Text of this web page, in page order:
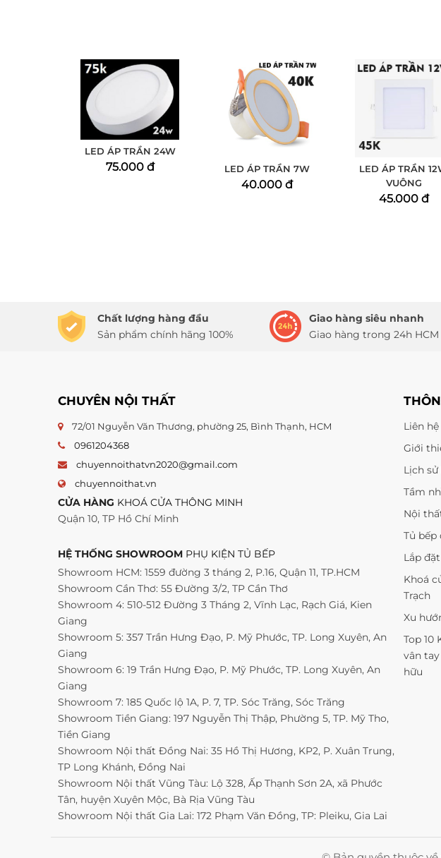
LED ÁP TRẦN 24W
75.000 đ LED ÁP TRẦN 7W
40.000 đ
LED ÁP TRẦN
VUÔNG
45.000 đ
Chất lượng hàng đầu
Sản phẩm chính hãng 100%
Giao hàng siêu nhanh
Giao hàng trong 24h HCM
CHUYÊN NỘI THẤT
72/01 Nguyễn Văn Thương, phường 25, Bình Thạnh, HCM
0961204368
chuyennoithatvn2020@gmail.com
chuyennoithat.vn
CỬA HÀNG KHOÁ CỬA THÔNG MINH
Quận 10, TP Hồ Chí Minh
HỆ THỐNG SHOWROOM PHỤ KIỆN TỦ BẾP
Showroom HCM: 1559 đường 3 tháng 2, P.16, Quận 11, TP.HCM
Showroom Cần Thơ: 55 Đường 3/2, TP Cần Thơ
Showroom 4: 510-512 Đường 3 Tháng 2, Vĩnh Lạc, Rạch Giá, Kien
Giang
Showroom 5: 357 Trần Hưng Đạo, P. Mỹ Phước, TP. Long Xuyên, An
Giang
Showroom 6: 19 Trần Hưng Đạo, P. Mỹ Phước, TP. Long Xuyên, An
Giang
Showroom 7: 185 Quốc lộ 1A, P. 7, TP. Sóc Trăng, Sóc Trăng
Showroom Tiền Giang: 197 Nguyễn Thị Thập, Phường 5, TP. Mỹ Tho,
Tiền Giang
Showroom Nội thất Đồng Nai: 35 Hồ Thị Hương, KP2, P. Xuân Trung,
TP Long Khánh, Đồng Nai
Showroom Nội thất Vũng Tàu: Lộ 328, Ấp Thạnh Sơn 2A, xã Phước
Tân, huyện Xuyên Mộc, Bà Rịa Vũng Tàu
Showroom Nội thất Gia Lai: 172 Phạm Văn Đồng, TP: Pleiku, Gia Lai
Liên hệ
Giới
Lịch
Tầm
Nội
Tủ bếp
Lắp
Khoá
Trạch
Xu
Top 10
vân
hữu